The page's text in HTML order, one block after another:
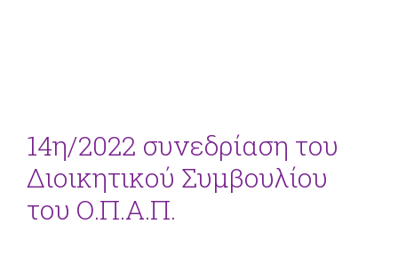
14η/2022 συνεδρίαση του
Διοικητικού Συμβουλίου
του Ο.Π.Α.Π.